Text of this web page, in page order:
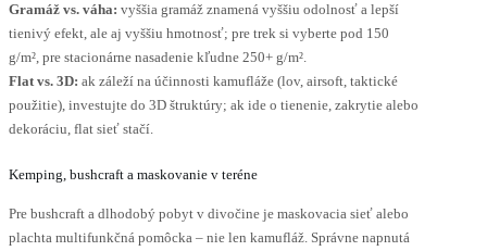
Gramáž vs. váha: vyššia gramáž znamená vyššiu odolnosť a lepší
tienivý efekt, ale aj vyššiu hmotnosť; pre trek si vyberte pod 150
g/m², pre stacionárne nasadenie kľudne 250+ g/m².
Flat vs. 3D: ak záleží na účinnosti kamufláže (lov, airsoft, taktické
použitie), investujte do 3D štruktúry; ak ide o tienenie, zakrytie alebo
dekoráciu, flat sieť stačí.
Kemping, bushcraft a maskovanie v teréne
Pre bushcraft a dlhodobý pobyt v divočine je maskovacia sieť alebo
plachta multifunkčná pomôcka – nie len kamufláž. Správne napnutá